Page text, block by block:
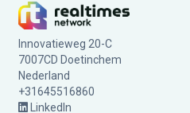
Innovatieweg 20-C
7007CD Doetinchem
Nederland
+31645516860
LinkedIn